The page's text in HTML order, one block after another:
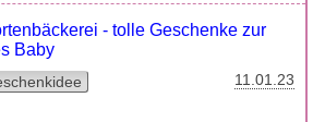
- tolle Geschenke zur
Baby
11.01.23